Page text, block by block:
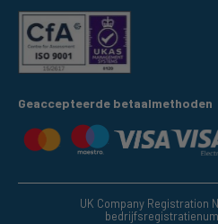
Geaccepteerde betaalmethoden
UK Company Registration